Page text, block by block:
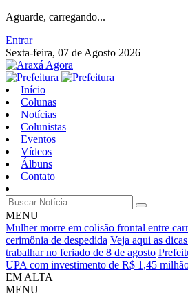
Aguarde, carregando...
Entrar
Sexta-feira, 07 de Agosto 2026
Início
Colunas
Notícias
Colunistas
Eventos
Vídeos
Álbuns
Contato
MENU
Mulher morre em colisão frontal entre
cerimônia de despedida Veja aqui as
trabalhar no feriado de 8 de agosto
UPA com investimento de R$ 1,45
EM ALTA
MENU